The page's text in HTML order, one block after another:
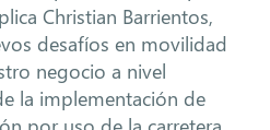
Christian Barrientos,
desafíos en movilidad
negocio a nivel
la implementación de